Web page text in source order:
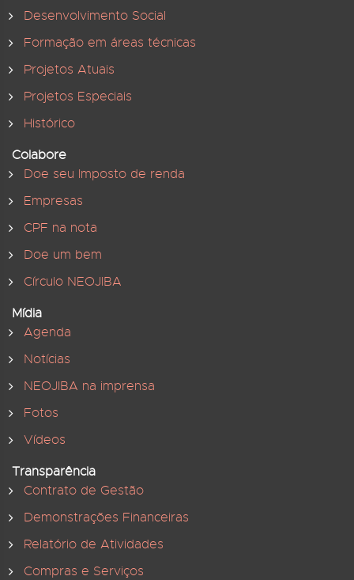
Desenvolvimento Social
Formação em áreas técnicas
Projetos Atuais
Projetos Especiais
Histórico
Colabore
Doe seu Imposto de renda
Empresas
CPF na nota
Doe um bem
Círculo NEOJIBA
Mídia
Agenda
Notícias
NEOJIBA na imprensa
Fotos
Vídeos
Transparência
Contrato de Gestão
Demonstrações Financeiras
Relatório de Atividades
Compras e Serviços